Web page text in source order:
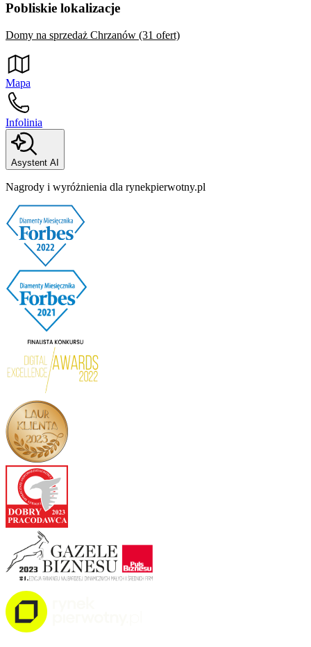
Pobliskie lokalizacje
Domy na sprzedaż Chrzanów (31 ofert)
Mapa
Infolinia
Asystent AI
Nagrody i wyróżnienia dla rynekpierwotny.pl